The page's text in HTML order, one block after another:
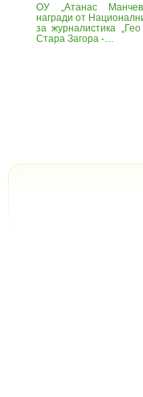
ОУ „Атанас
награди от
за журналистика
Стара Загора -…